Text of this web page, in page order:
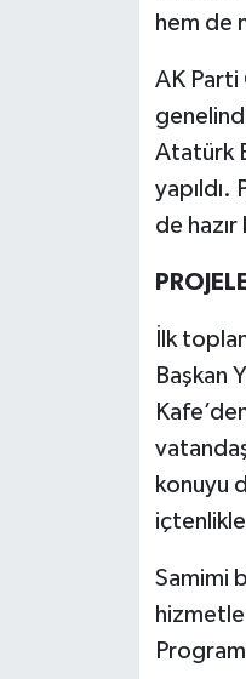
hem de
AK Parti
Atatürk
yapıldı.
de
İlk
Başkan
konuyu
Samimi